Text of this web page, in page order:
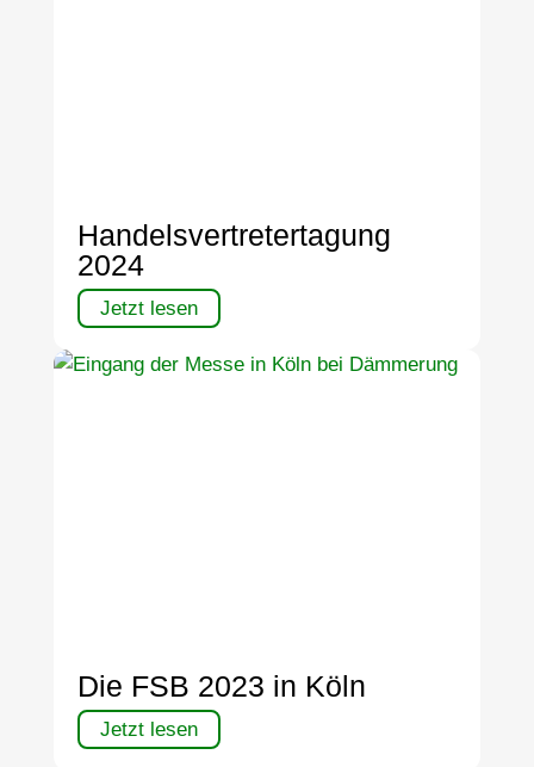
Handelsvertretertagung
2024
Jetzt lesen
Die FSB 2023 in Köln
Jetzt lesen